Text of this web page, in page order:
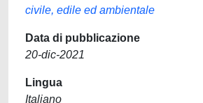
civile, edile ed ambientale
Data di pubblicazione
20-dic-2021
Lingua
Italiano